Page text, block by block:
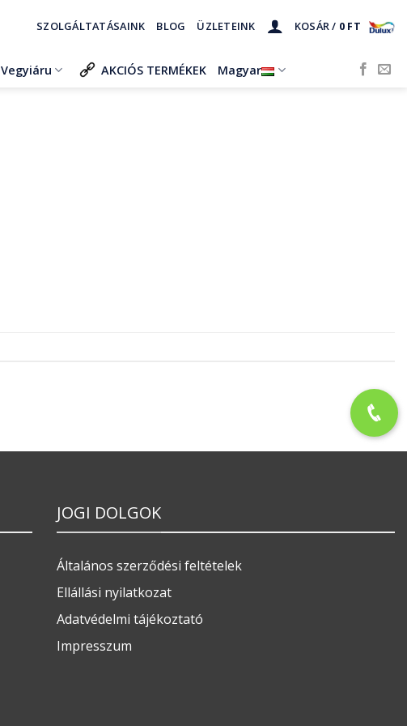
SZOLGÁLTATÁSAINK BLOG ÜZLETEINK KOSÁR / 0 FT
Vegyiáru AKCIÓS TERMÉKEK Magyar
JOGI DOLGOK
Általános szerződési feltételek
Ellállási nyilatkozat
Adatvédelmi tájékoztató
Impresszum